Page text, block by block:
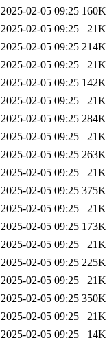
2025-02-05 09:25 160K
2025-02-05 09:25
21K
2025-02-05 09:25 214K
2025-02-05 09:25
21K
2025-02-05 09:25 142K
2025-02-05 09:25
21K
2025-02-05 09:25 284K
2025-02-05 09:25
21K
2025-02-05 09:25 263K
2025-02-05 09:25
21K
2025-02-05 09:25 375K
2025-02-05 09:25
21K
2025-02-05 09:25 173K
2025-02-05 09:25
21K
2025-02-05 09:25 225K
2025-02-05 09:25
21K
2025-02-05 09:25 350K
2025-02-05 09:25
21K
2025-02-05 09:25
14K